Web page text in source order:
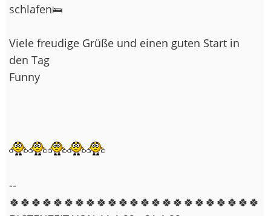
schlafen🛌
Viele freudige Grüße und einen guten Start in
den Tag
Funny
--
🍀🍀🍀🍀🍀🍀🍀🍀🍀🍀🍀🍀🍀🍀🍀🍀🍀🍀🍀🍀🍀🍀🍀